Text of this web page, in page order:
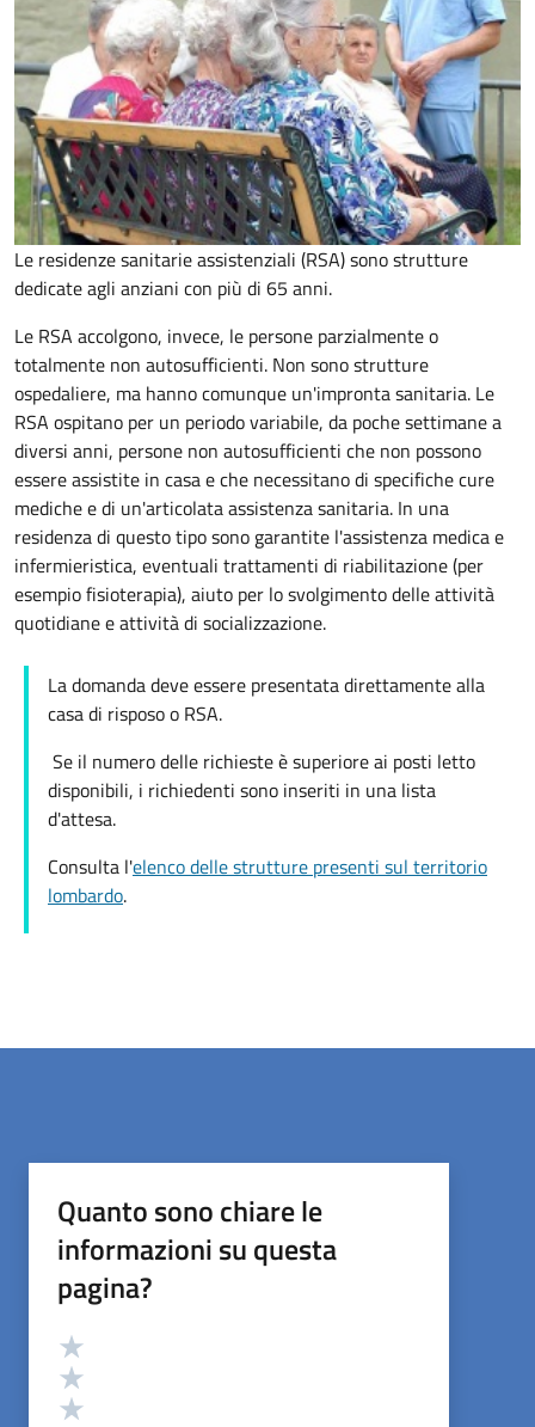
Le residenze sanitarie assistenziali (RSA) sono strutture
dedicate agli anziani con più di 65 anni.
Le RSA accolgono, invece, le persone parzialmente o
totalmente non autosufficienti. Non sono strutture
ospedaliere, ma hanno comunque un'impronta sanitaria. Le
RSA ospitano per un periodo variabile, da poche settimane a
diversi anni, persone non autosufficienti che non possono
essere assistite in casa e che necessitano di specifiche cure
mediche e di un'articolata assistenza sanitaria. In una
residenza di questo tipo sono garantite l'assistenza medica e
infermieristica, eventuali trattamenti di riabilitazione (per
esempio fisioterapia), aiuto per lo svolgimento delle attività
quotidiane e attività di socializzazione.
La domanda deve essere presentata direttamente alla
casa di risposo o RSA.
Se il numero delle richieste è superiore ai posti letto
disponibili, i richiedenti sono inseriti in una lista
d'attesa.
Consulta l'elenco delle strutture presenti sul territorio
lombardo.
Quanto sono chiare le
informazioni su questa
pagina?
Valutazione